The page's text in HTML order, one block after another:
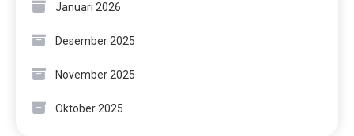
Januari 2026
Desember 2025
November 2025
Oktober 2025